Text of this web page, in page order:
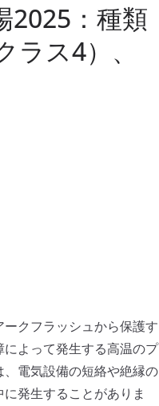
2025：種類
ス4）、
クフラッシュから保護す
よって発生する高温のプ
電気設備の短絡や絶縁の
発生することがありま